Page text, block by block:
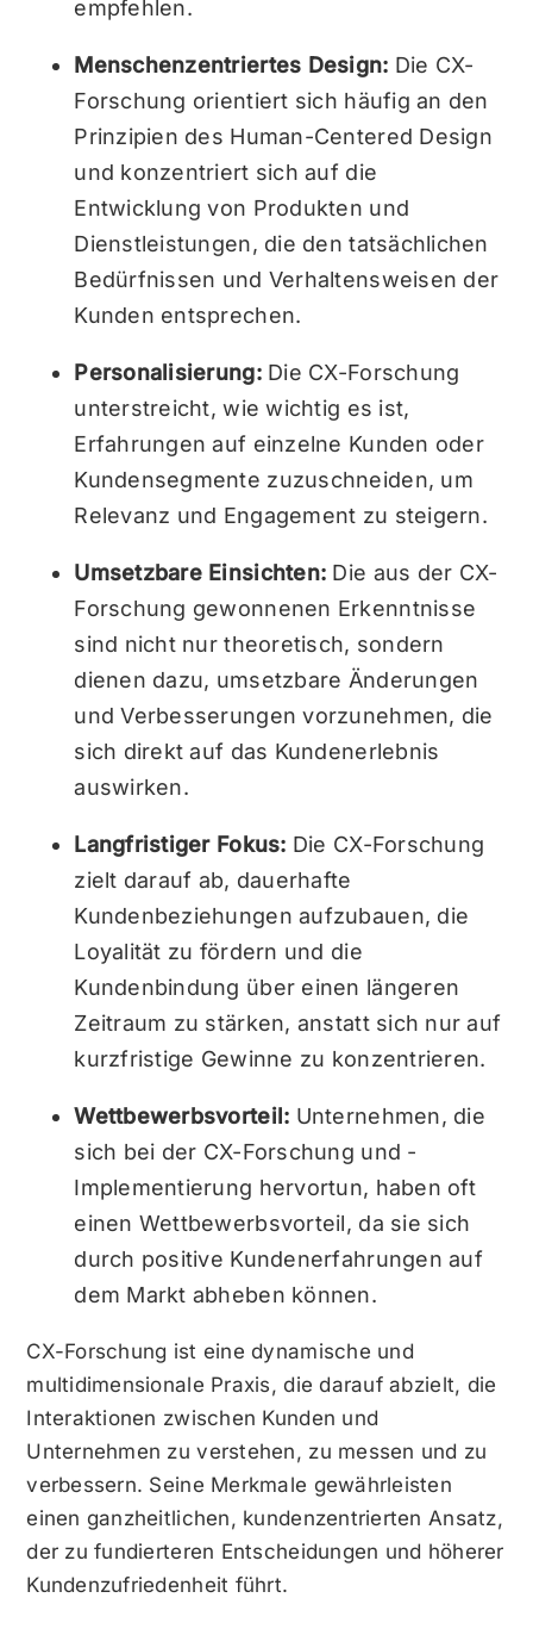
empfehlen.
Menschenzentriertes Design: Die CX-
Forschung orientiert sich häufig an den
Prinzipien des Human-Centered Design
und konzentriert sich auf die
Entwicklung von Produkten und
Dienstleistungen, die den tatsächlichen
Bedürfnissen und Verhaltensweisen der
Kunden entsprechen.
Personalisierung: Die CX-Forschung
unterstreicht, wie wichtig es ist,
Erfahrungen auf einzelne Kunden oder
Kundensegmente zuzuschneiden, um
Relevanz und Engagement zu steigern.
Umsetzbare Einsichten: Die aus der CX-
Forschung gewonnenen Erkenntnisse
sind nicht nur theoretisch, sondern
dienen dazu, umsetzbare Änderungen
und Verbesserungen vorzunehmen, die
sich direkt auf das Kundenerlebnis
auswirken.
Langfristiger Fokus: Die CX-Forschung
zielt darauf ab, dauerhafte
Kundenbeziehungen aufzubauen, die
Loyalität zu fördern und die
Kundenbindung über einen längeren
Zeitraum zu stärken, anstatt sich nur auf
kurzfristige Gewinne zu konzentrieren.
Wettbewerbsvorteil: Unternehmen, die
sich bei der CX-Forschung und -
Implementierung hervortun, haben oft
einen Wettbewerbsvorteil, da sie sich
durch positive Kundenerfahrungen auf
dem Markt abheben können.
CX-Forschung ist eine dynamische und
multidimensionale Praxis, die darauf abzielt, die
Interaktionen zwischen Kunden und
Unternehmen zu verstehen, zu messen und zu
verbessern. Seine Merkmale gewährleisten
einen ganzheitlichen, kundenzentrierten Ansatz,
der zu fundierteren Entscheidungen und höherer
Kundenzufriedenheit führt.